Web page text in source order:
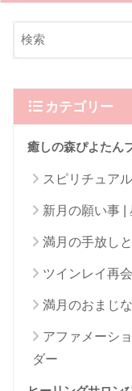
カテゴリー
癒しの森ぴよたん
スピリチュア
新月の願い事 |
満月の手放し
ツインレイ再
満月のおまじ
アファメーシ
ダー